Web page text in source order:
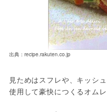
出典：recipe.rakuten.co.jp
見ためはスフレや、キッシ
使用して豪快につくるオムレ